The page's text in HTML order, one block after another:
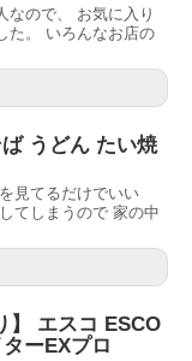
なので、 お気に入り
た。 いろんなお店の
うどん たい焼
見てるだけでいい
てしまうので 家の中
】 エスコ ESCO
ーEXプロ